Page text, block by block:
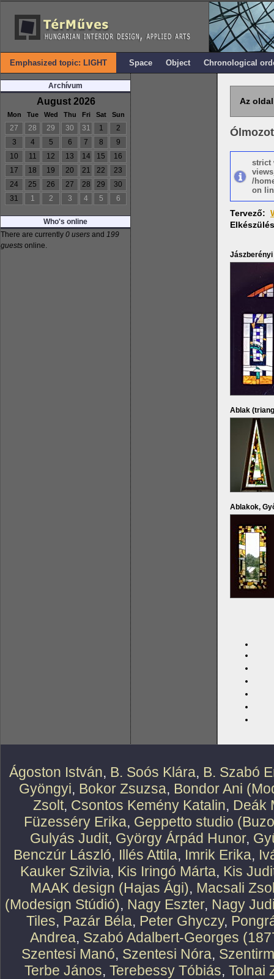
Emphasized topic: LIGHT Space Object Chronological
Archívum
August 2026
Mon Tue Wed Thu Fri Sat Sun
27 28 29 30 31 1
2
3
4 5 6 7 8
9
10
11 12 13 14 15
16
17
18 19 20 21 22
23
24
25 26 27 28 29
30
31
1 2 3 4 5 6
Who's online
There are currently 0 users and 199
guests online.
Az
strict
/
on
Tervező:
Jászberényi
Ablak
Ablakok,
Ágoston István, B. Soós Klára, B. Szabó
Gyöngyi, Bokor Zsuzsa, Bondor Ani
Zsolt, Csontos Kemény Katalin, Deák
Füzesséry Erika, Geppetto studio
Gulyás Judit, György Árpád Hunor,
Benczúr László, Illés Attila, Imrik Erika,
Kauker Szilvia, Kis Iringó Márta, Kis
MAAK design (Hajas Ági), Macsali
(Modesign Stúdió), Nagy Eszter, Nagy
Tiles, Pazár Béla, Peter Ghyczy,
Andrea, Szabó Adalbert-Georges
Szentesi Manó, Szentesi Nóra,
Terbe János, Terebessy Tóbiás, Tolnai